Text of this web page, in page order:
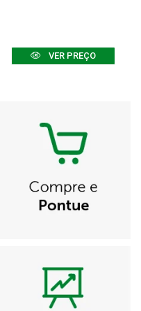
VER PREÇO